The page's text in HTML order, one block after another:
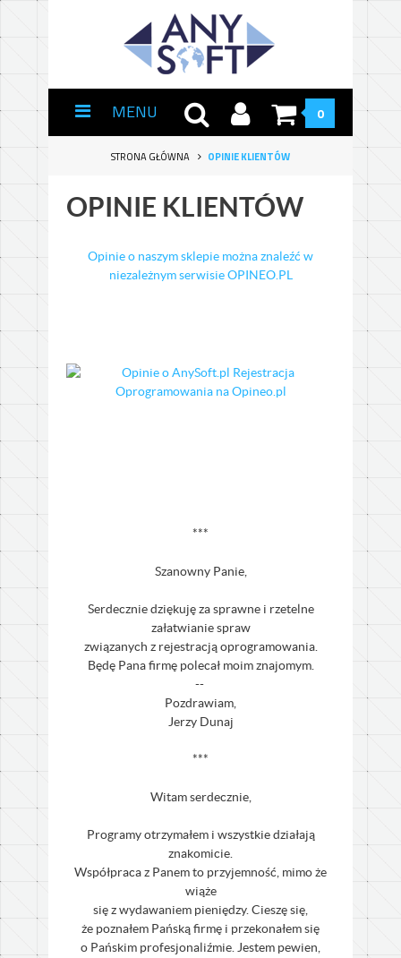
MENU 0
STRONA GŁÓWNA OPINIE KLIENTÓW
OPINIE KLIENTÓW
Opinie o naszym sklepie można znaleźć w
niezależnym serwisie OPINEO.PL
***
Szanowny Panie,
Serdecznie dziękuję za sprawne i rzetelne
załatwianie spraw
związanych z rejestracją oprogramowania.
Będę Pana firmę polecał moim znajomym.
--
Pozdrawiam,
Jerzy Dunaj
***
Witam serdecznie,
Programy otrzymałem i wszystkie działają
znakomicie.
Współpraca z Panem to przyjemność, mimo że
wiąże
się z wydawaniem pieniędzy. Cieszę się,
że poznałem Pańską firmę i przekonałem się
o Pańskim profesjonaliźmie. Jestem pewien,